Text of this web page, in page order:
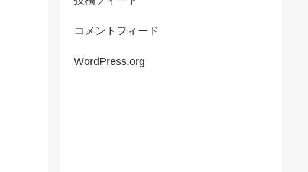
コメントフィード
WordPress.org